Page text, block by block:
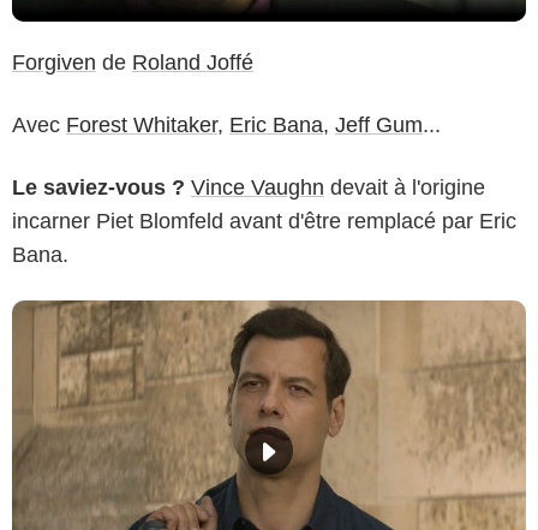
Forgiven de Roland Joffé
Avec Forest Whitaker, Eric Bana, Jeff Gum...
Le saviez-vous ? Vince Vaughn devait à l'origine
incarner Piet Blomfeld avant d'être remplacé par Eric
Bana.